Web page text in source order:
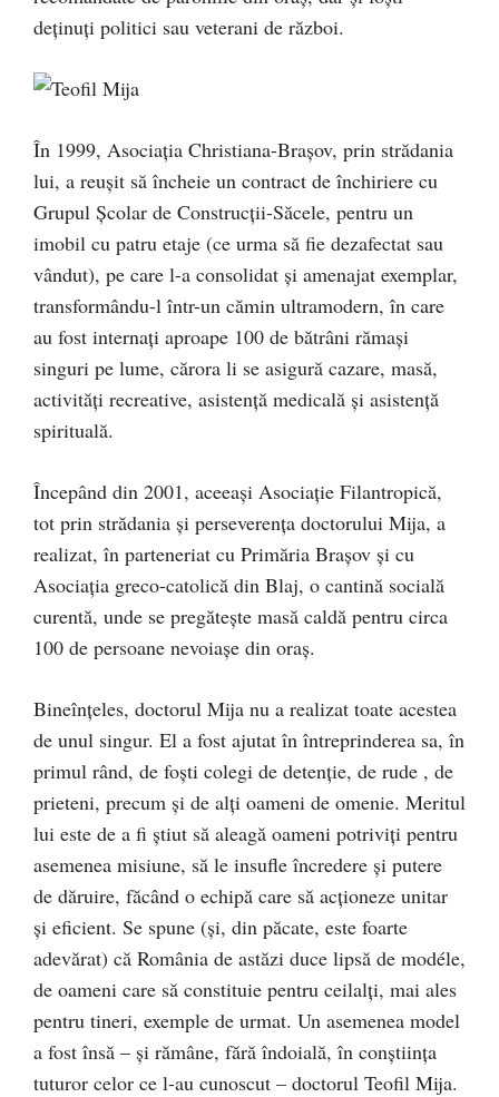
deţinuţi politici sau veterani de război.
În 1999, Asociaţia Christiana-Braşov, prin strădania
lui, a reuşit să încheie un contract de închiriere cu
Grupul Şcolar de Construcţii-Săcele, pentru un
imobil cu patru etaje (ce urma să fie dezafectat sau
vândut), pe care l-a consolidat şi amenajat exemplar,
transformându-l într-un cămin ultramodern, în care
au fost internaţi aproape 100 de bătrâni rămaşi
singuri pe lume, cărora li se asigură cazare, masă,
activităţi recreative, asistenţă medicală şi asistenţă
spirituală.
Începând din 2001, aceeaşi Asociaţie Filantropică,
tot prin strădania şi perseverenţa doctorului Mija, a
realizat, în parteneriat cu Primăria Braşov şi cu
Asociaţia greco-catolică din Blaj, o cantină socială
curentă, unde se pregăteşte masă caldă pentru circa
100 de persoane nevoiaşe din oraş.
Bineînţeles, doctorul Mija nu a realizat toate acestea
de unul singur. El a fost ajutat în întreprinderea sa, în
primul rând, de foşti colegi de detenţie, de rude , de
prieteni, precum şi de alţi oameni de omenie. Meritul
lui este de a fi ştiut să aleagă oameni potriviţi pentru
asemenea misiune, să le insufle încredere şi putere
de dăruire, făcând o echipă care să acţioneze unitar
şi eficient. Se spune (şi, din păcate, este foarte
adevărat) că România de astăzi duce lipsă de modéle,
de oameni care să constituie pentru ceilalţi, mai ales
pentru tineri, exemple de urmat. Un asemenea model
a fost însă – şi rămâne, fără îndoială, în conştiinţa
tuturor celor ce l-au cunoscut – doctorul Teofil Mija.